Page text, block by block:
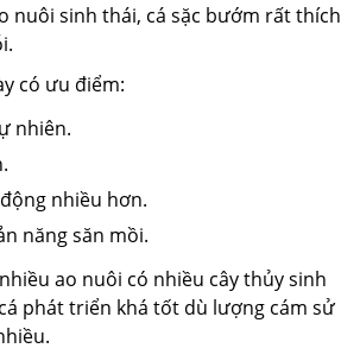
nuôi sinh thái, cá sặc bướm rất thích
có ưu điểm:
nhiên.
nhiều hơn.
năng săn mồi.
ao nuôi có nhiều cây thủy sinh
phát triển khá tốt dù lượng cám sử